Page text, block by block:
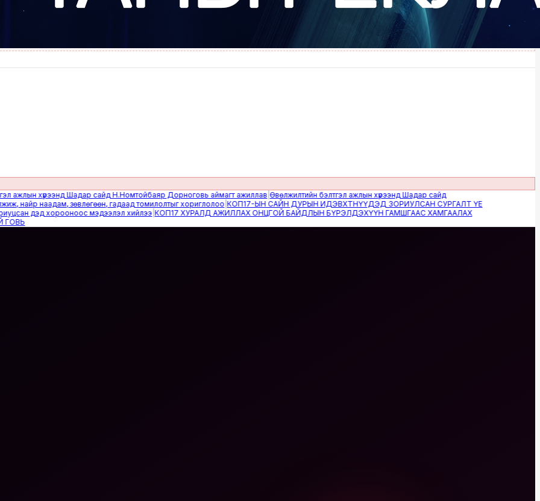
хүрээнд Шадар сайд Н.Номтойбаяр Дорноговь аймагт ажиллав|Өвөлжилтийн бэлтгэл ажлын хүрээнд Шадар сайд
наадам, зөвлөгөөн, гадаад томилолтыг хориглолоо|КОП17-ЫН САЙН ДУРЫН ИДЭВХТНҮҮДЭД ЗОРИУЛСАН СУРГАЛТ ҮЕ
дэд хорооноос мэдээлэл хийлээ|КОП17 ХУРАЛД АЖИЛЛАХ ОНЦГОЙ БАЙДЛЫН БҮРЭЛДЭХҮҮН ГАМШГААС ХАМГААЛАХ